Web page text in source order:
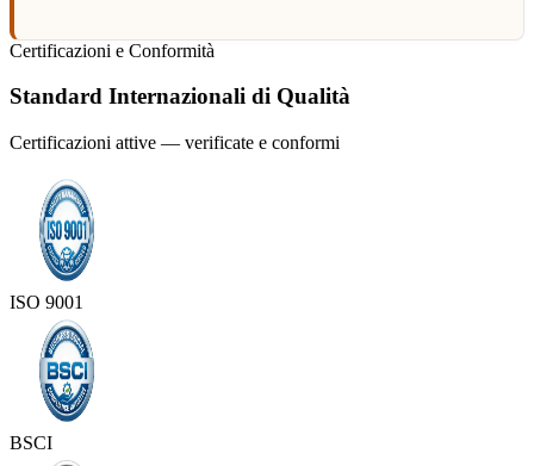
Certificazioni e Conformità
Standard Internazionali di Qualità
Certificazioni attive — verificate e conformi
ISO 9001
BSCI